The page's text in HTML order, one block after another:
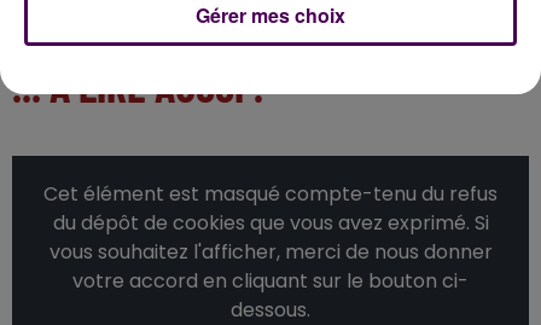
... A LIRE AUSSI :
Cet élément est masqué compte-tenu du refus
du dépôt de cookies que vous avez exprimé. Si
vous souhaitez l'afficher, merci de nous donner
votre accord en cliquant sur le bouton ci-
dessous.
Gérer mes choix